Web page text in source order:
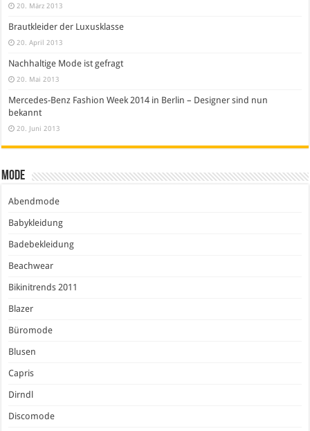
20. März 2013
Brautkleider der Luxusklasse
20. April 2013
Nachhaltige Mode ist gefragt
20. Mai 2013
Mercedes-Benz Fashion Week 2014 in Berlin – Designer sind nun
bekannt
20. Juni 2013
Mode
Abendmode
Babykleidung
Badebekleidung
Beachwear
Bikinitrends 2011
Blazer
Büromode
Blusen
Capris
Dirndl
Discomode